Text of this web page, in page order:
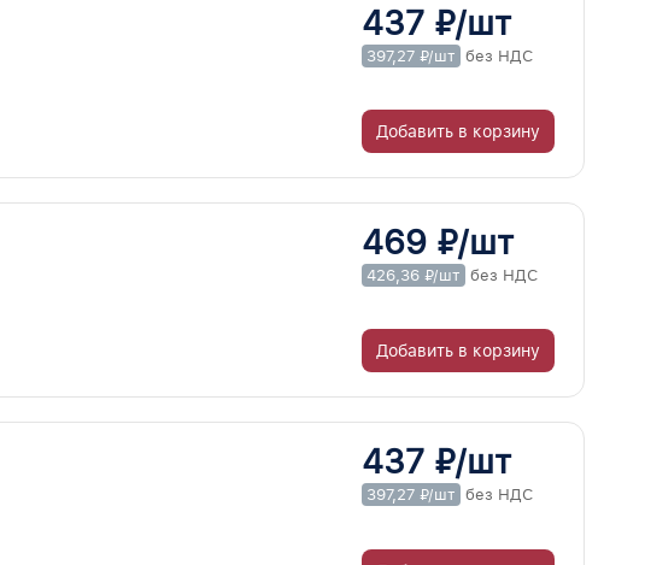
437 ₽/шт
397,27 ₽/шт без НДС
Добавить в корзину
469 ₽/шт
426,36 ₽/шт без НДС
Добавить в корзину
437 ₽/шт
397,27 ₽/шт без НДС